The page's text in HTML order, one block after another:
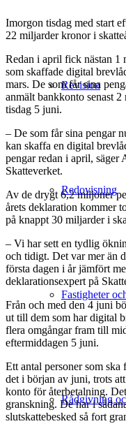
Revision
Redovisning
Fastigheter
Rådgivning
Imorgon tisdag med start
22 miljarder kronor i
Redan i april fick nästan 1
som skaffade digital
mars. De som får sina
anmält bankkonto senast
tisdag 5 juni.
– De som får sina pengar
kan skaffa en digital
pengar redan i april, säger
Skatteverket.
Av de drygt 6,2 miljoner
årets deklaration kommer
på knappt 30 miljarder i
– Vi har sett en tydlig
och tidigt. Det var mer än
första dagen i år jämfört
deklarationsexpert på
Från och med den 4 juni
ut till dem som har digital
flera omgångar fram till
eftermiddagen 5 juni.
Ett antal personer som
det i början av juni, trots
konto för återbetalning.
granskning. De har i
slutskattebesked så fort